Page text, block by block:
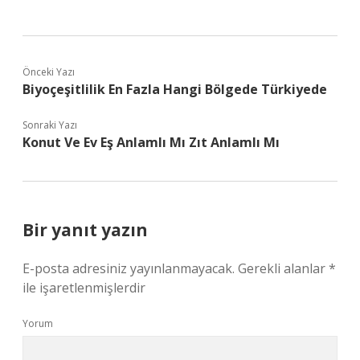
Önceki Yazı
Biyoçeşitlilik En Fazla Hangi Bölgede Türkiyede
Sonraki Yazı
Konut Ve Ev Eş Anlamlı Mı Zıt Anlamlı Mı
Bir yanıt yazın
E-posta adresiniz yayınlanmayacak. Gerekli alanlar*
ile işaretlenmişlerdir
Yorum